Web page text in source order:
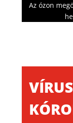
Az ózon